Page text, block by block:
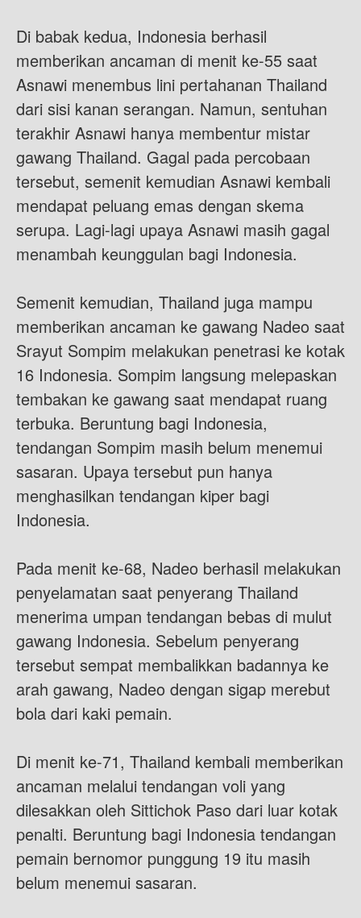
Di babak kedua, Indonesia berhasil
memberikan ancaman di menit ke-55 saat
Asnawi menembus lini pertahanan Thailand
dari sisi kanan serangan. Namun, sentuhan
terakhir Asnawi hanya membentur mistar
gawang Thailand. Gagal pada percobaan
tersebut, semenit kemudian Asnawi kembali
mendapat peluang emas dengan skema
serupa. Lagi-lagi upaya Asnawi masih gagal
menambah keunggulan bagi Indonesia.
Semenit kemudian, Thailand juga mampu
memberikan ancaman ke gawang Nadeo saat
Srayut Sompim melakukan penetrasi ke kotak
16 Indonesia. Sompim langsung melepaskan
tembakan ke gawang saat mendapat ruang
terbuka. Beruntung bagi Indonesia,
tendangan Sompim masih belum menemui
sasaran. Upaya tersebut pun hanya
menghasilkan tendangan kiper bagi
Indonesia.
Pada menit ke-68, Nadeo berhasil melakukan
penyelamatan saat penyerang Thailand
menerima umpan tendangan bebas di mulut
gawang Indonesia. Sebelum penyerang
tersebut sempat membalikkan badannya ke
arah gawang, Nadeo dengan sigap merebut
bola dari kaki pemain.
Di menit ke-71, Thailand kembali memberikan
ancaman melalui tendangan voli yang
dilesakkan oleh Sittichok Paso dari luar kotak
penalti. Beruntung bagi Indonesia tendangan
pemain bernomor punggung 19 itu masih
belum menemui sasaran.